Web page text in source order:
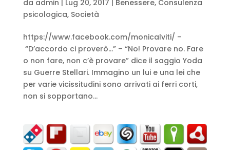
da admin | Lug 20, 2017 | Benessere, Consulenza
psicologica, Società
https://www.facebook.com/monicalviti/ –
“D’accordo ci proverò…” – “No! Provare no. Fare
o non fare, non c’è provare” dice il saggio Yoda
su Guerre Stellari. Immagino un lui e una lei che
per varie vicissitudini sono arrivati ai ferri corti,
non si sopportano...